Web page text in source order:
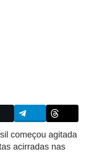
começou agitada
acirradas nas